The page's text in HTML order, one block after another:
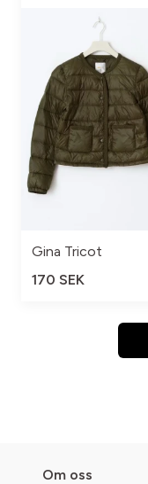
Gina Tricot
170 SEK
Om oss